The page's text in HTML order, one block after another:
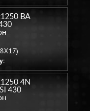
BA
4N
430